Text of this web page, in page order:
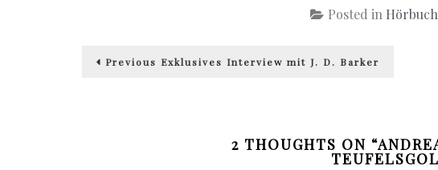
Posted in
Beitragsnavigation
Previous Previous
Exklusives Interview mit J. D. Barker
2 THOUGHTS ON “